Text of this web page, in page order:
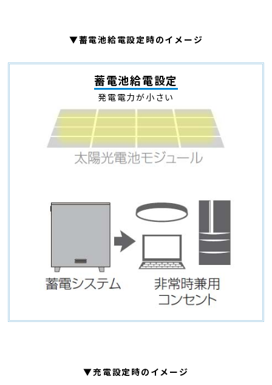
▼蓄電池給電設定時のイメージ
蓄電池給電設定
発電電力が小さい
▼充電設定時のイメージ